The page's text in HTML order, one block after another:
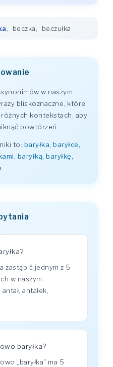
, beczka, beczułka
w naszym
bliskoznaczne, które
różnych kontekstach, aby
powtórzeń.
to: baryłka, baryłce,
baryłką, baryłkę,
.
zastąpić jednym z 5
w naszym
antałek,
baryłka?
„baryłka" ma 5